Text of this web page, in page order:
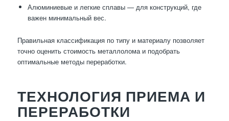
Алюминиевые и легкие сплавы — для конструкций, где
важен минимальный вес.
Правильная классификация по типу и материалу позволяет
точно оценить стоимость металлолома и подобрать
оптимальные методы переработки.
ТЕХНОЛОГИЯ ПРИЕМА И
ПЕРЕРАБОТКИ